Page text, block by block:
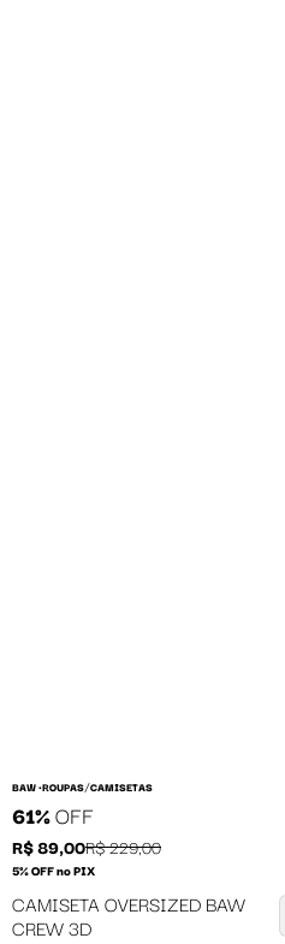
BAW •ROUPAS/CAMISETAS
61%OFF
R$ 89,00R$ 229,00
5% OFF no PIX
CAMISETA OVERSIZED BAW
CREW 3D